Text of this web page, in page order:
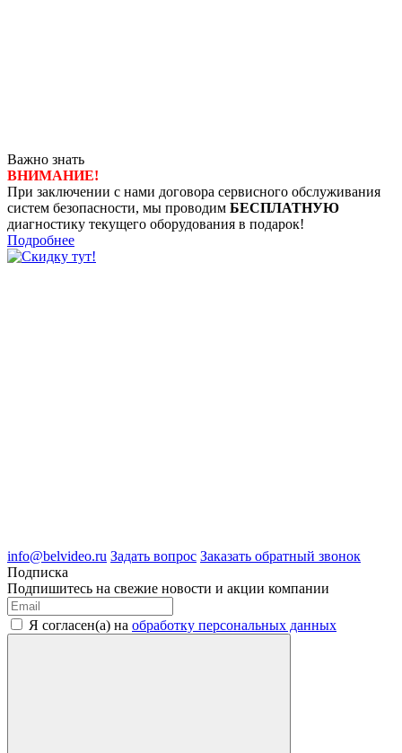
Важно знать
ВНИМАНИЕ!
При заключении с нами договора сервисного обслуживания
систем безопасности, мы проводим БЕСПЛАТНУЮ
диагностику текущего оборудования в подарок!
Подробнее
info@belvideo.ru Задать вопрос Заказать обратный звонок
Подписка
Подпишитесь на свежие новости и акции компании
Я согласен(а) на обработку персональных данных